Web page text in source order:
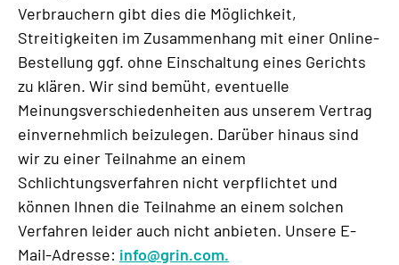
Verbrauchern gibt dies die Möglichkeit,
Streitigkeiten im Zusammenhang mit einer Online-
Bestellung ggf. ohne Einschaltung eines Gerichts
zu klären. Wir sind bemüht, eventuelle
Meinungsverschiedenheiten aus unserem Vertrag
einvernehmlich beizulegen. Darüber hinaus sind
wir zu einer Teilnahme an einem
Schlichtungsverfahren nicht verpflichtet und
können Ihnen die Teilnahme an einem solchen
Verfahren leider auch nicht anbieten. Unsere E-
Mail-Adresse: info@grin.com.